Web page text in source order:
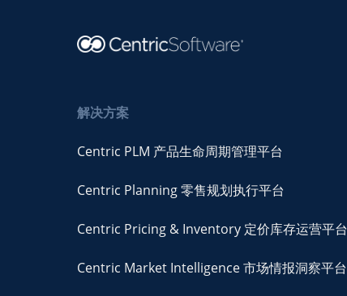
解决方案
Centric PLM 产品生命周期管理平台
Centric Planning 零售规划执行平台
Centric Pricing & Inventory 定价库存运营平台
Centric Market Intelligence 市场情报洞察平台